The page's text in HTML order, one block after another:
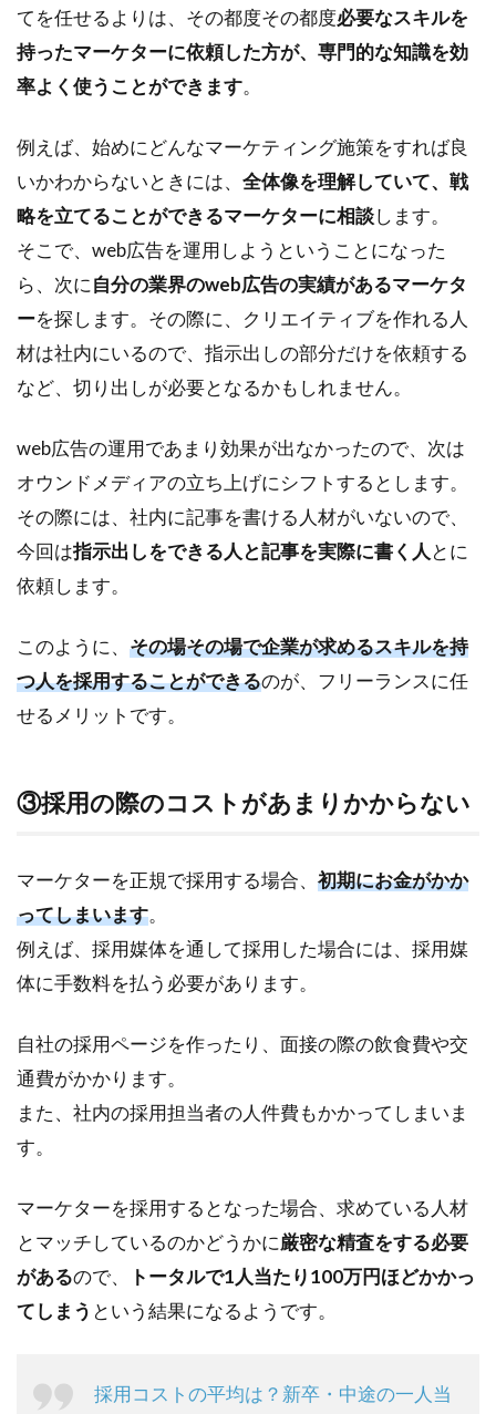
てを任せるよりは、その都度その都度必要なスキルを
持ったマーケターに依頼した方が、専門的な知識を効
率よく使うことができます。
例えば、始めにどんなマーケティング施策をすれば良
いかわからないときには、 全体像を理解していて、戦
略を立てることができるマーケターに相談します。
そこで、web広告を運用しようということになった
ら、次に自分の業界のweb広告の実績があるマーケタ
ーを探します。その際に、クリエイティブを作れる人
材は社内にいるので、指示出しの部分だけを依頼する
など、切り出しが必要となるかもしれません。
web広告の運用であまり効果が出なかったので、次は
オウンドメディアの立ち上げにシフトするとします。
その際には、社内に記事を書ける人材がいないので、
今回は指示出しをできる人と記事を実際に書く人 とに
依頼します。
このように、 その場その場で企業が求めるスキルを持
つ人を採用することができるのが、フリーランスに任
せるメリットです。
③採用の際のコストがあまりかからない
マーケターを正規で採用する場合、 初期にお金がかか
ってしまいます。
例えば、採用媒体を通して採用した場合には、採用媒
体に手数料を払う必要があります。
自社の採用ページを作ったり、面接の際の飲食費や交
通費がかかります。
また、社内の採用担当者の人件費もかかってしまいま
す。
マーケターを採用するとなった場合、求めている人材
とマッチしているのかどうかに厳密な精査をする必要
があるので、
トータルで1人当たり100万円ほどかかっ
てしまう という結果になるようです。
採用コストの平均は？新卒・中途の一人当